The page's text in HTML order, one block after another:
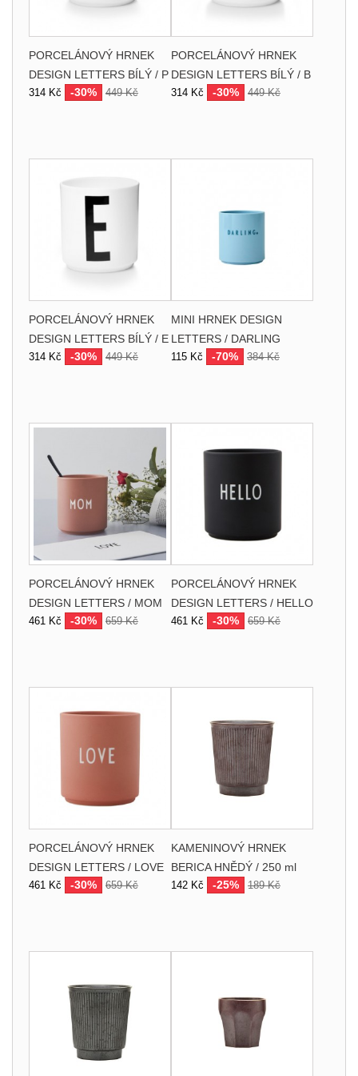
PORCELÁNOVÝ HRNEK
DESIGN LETTERS BÍLÝ / P
314 Kč -30% 449 Kč
PORCELÁNOVÝ HRNEK
DESIGN LETTERS BÍLÝ / B
314 Kč -30% 449 Kč
PORCELÁNOVÝ HRNEK
DESIGN LETTERS BÍLÝ / E
314 Kč -30% 449 Kč
MINI HRNEK DESIGN
LETTERS / DARLING
115 Kč -70% 384 Kč
PORCELÁNOVÝ HRNEK
DESIGN LETTERS / MOM
461 Kč -30% 659 Kč
PORCELÁNOVÝ HRNEK
DESIGN LETTERS / HELLO
461 Kč -30% 659 Kč
PORCELÁNOVÝ HRNEK
DESIGN LETTERS / LOVE
461 Kč -30% 659 Kč
KAMENINOVÝ HRNEK
BERICA HNĚDÝ / 250 ml
142 Kč -25% 189 Kč